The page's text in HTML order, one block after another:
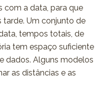
com a data, para que
tarde. Um conjunto de
tempos totais, de
tem espaço suficiente
dados. Alguns modelos
as distâncias e as